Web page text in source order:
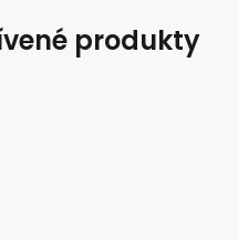
produkty